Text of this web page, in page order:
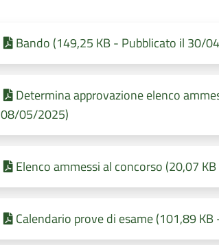
Bando (149,25 KB - Pubblicato il 30/
Determina approvazione elenco
08/05/2025)
Elenco ammessi al concorso (20,07
Calendario prove di esame (101,89